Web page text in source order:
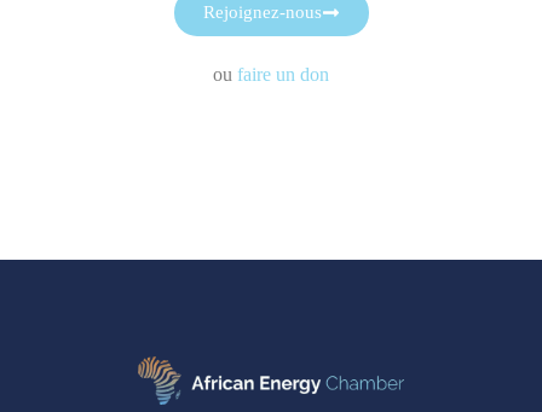
Rejoignez-nous
ou faire un don